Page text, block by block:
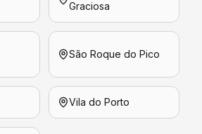
Graciosa
São Roque do Pico
Vila do Porto